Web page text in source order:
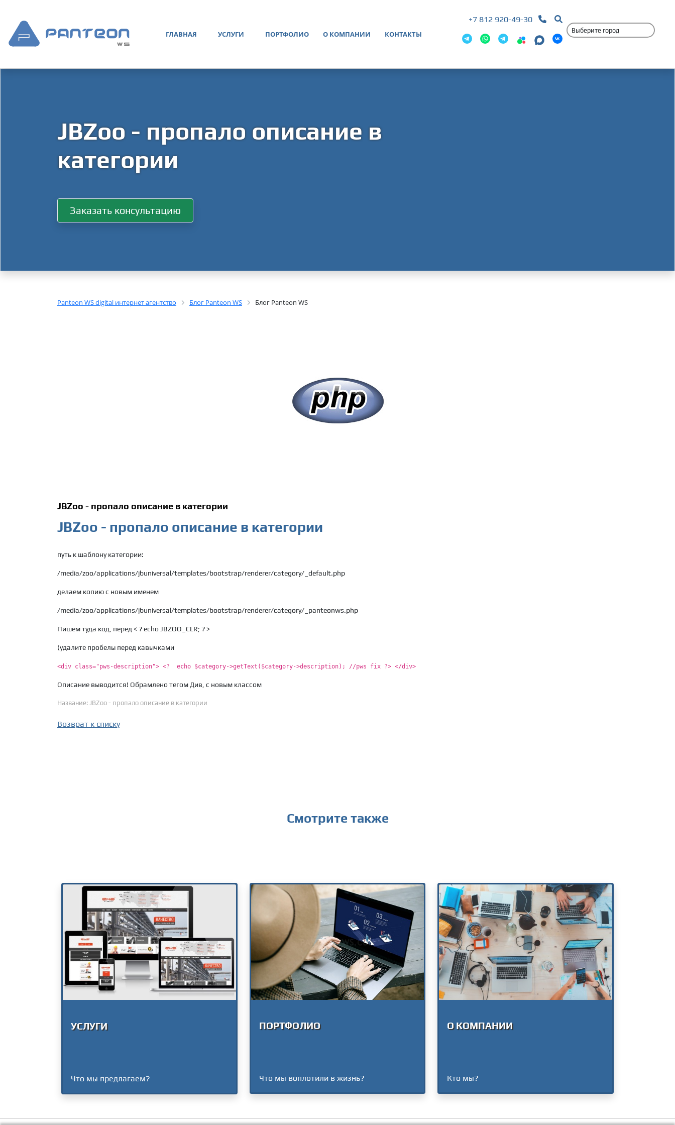
ГЛАВНАЯ УСЛУГИ ПОРТФОЛИО О КОМПАНИИ КОНТАКТЫ
+7 812 920-49-30
JBZoo - пропало описание в
категории
Заказать консультацию
Panteon WS digital интернет агентство Блог Panteon WS Блог Panteon WS
JBZoo - пропало описание в категории
JBZoo - пропало описание в категории
путь к шаблону категории:
/media/zoo/applications/jbuniversal/templates/bootstrap/renderer/category/_default.php
делаем копию с новым именем
/media/zoo/applications/jbuniversal/templates/bootstrap/renderer/category/_panteonws.php
Пишем туда код, перед < ? echo JBZOO_CLR; ? >
(удалите пробелы перед кавычками
<div class="pws-description"> <? echo $category->getText($category->description); //pws fix ?> </div>
Описание выводится! Обрамлено тегом Див, с новым классом
Название: JBZoo - пропало описание в категории
Возврат к списку
Смотрите также
УСЛУГИ
Что мы предлагаем?
ПОРТФОЛИО
Что мы воплотили в жизнь?
О КОМПАНИИ
Кто мы?